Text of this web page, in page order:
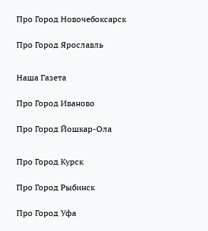
Про Город Новочебоксарск
Про Город Ярославль
Наша Газета
Про Город Иваново
Про Город Йошкар-Ола
Про Город Курск
Про Город Рыбинск
Про Город Уфа